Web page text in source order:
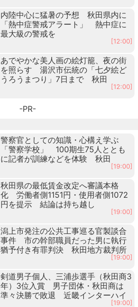
内陸中心に猛暑の予想 秋田県内に
「熱中症警戒アラート」 熱中症に
最大級の警戒を
[12:00]
あでやかな美人画の絵灯籠、夜の街
を照らす 湯沢市伝統の「七夕絵ど
うろうまつり」7日まで 秋田
[12:00]
-PR-
警察官としての知識・心構え学ぶ
「警察学校」 100期生75人ととも
に記者が訓練などを体験 秋田
[19:00]
秋田県の最低賃金改定へ審議本格
化 労働者側1151円・使用者側1072
円を提示 結論は持ち越し
[19:00]
潟上市発注の公共工事巡る官製談合
事件 市の幹部職員だった男に執行
猶予付き有罪判決 秋田地方裁判所
[19:00]
剣道男子個人、三浦歩選手（秋田商3
年）3位入賞 男子団体・秋田商は
準々決勝で敗退 近畿インターハイ
[19:00]